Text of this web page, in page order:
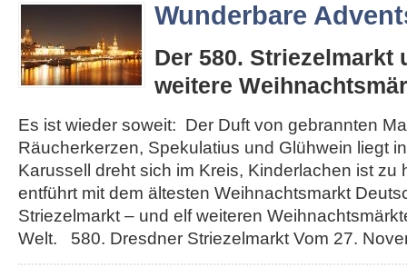
Wunderbare
Der 580. Striezelmarkt
weitere
Es ist wieder soweit: Der Duft von gebrannten
Räucherkerzen, Spekulatius und Glühwein liegt
Karussell dreht sich im Kreis, Kinderlachen ist zu
entführt mit dem ältesten Weihnachtsmarkt
Striezelmarkt – und elf weiteren
Welt. 580. Dresdner Striezelmarkt Vom 27.